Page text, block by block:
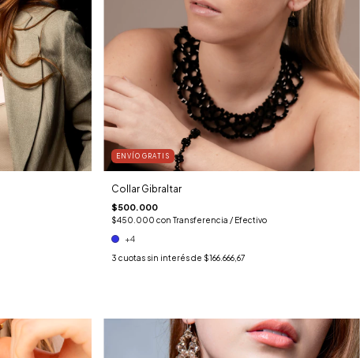
ENVÍO GRATIS
Collar Gibraltar
$500.000
$450.000con Transferencia / Efectivo
+4
3 cuotas sin interés de $166.666,67